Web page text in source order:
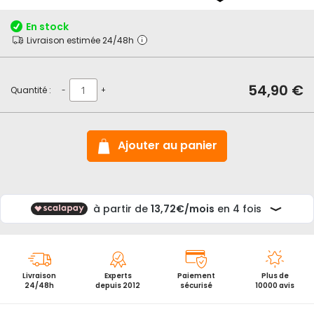
de
la
En stock
Livraison estimée 24/48h
Quantité : - + 54,90 €
Ajouter au panier
Livraison
24/48h
Experts
depuis 2012
Paiement
sécurisé
Plus de
10000 avis